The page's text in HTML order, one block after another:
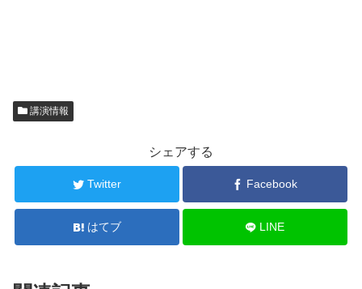
講演情報
シェアする
Twitter Facebook
はてブ LINE